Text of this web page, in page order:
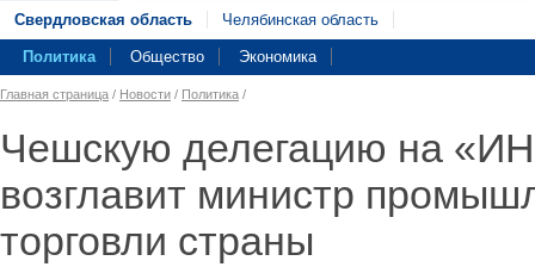
Свердловская область Челябинская область
Политика Общество Экономика
Главная страница / Новости / Политика /
Чешскую делегацию на
возглавит министр
торговли страны